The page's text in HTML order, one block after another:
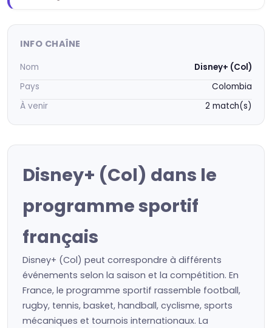
INFO CHAÎNE
Nom
Disney+ (Col)
Pays
Colombia
À venir
2 match(s)
Disney+ (Col) dans le
programme sportif
français
Disney+ (Col) peut correspondre à différents
événements selon la saison et la compétition. En
France, le programme sportif rassemble football,
rugby, tennis, basket, handball, cyclisme, sports
mécaniques et tournois internationaux. La